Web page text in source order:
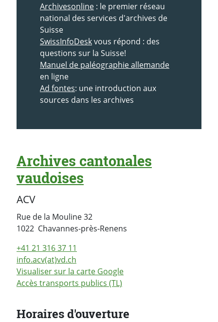
Archivesonline : le premier réseau
national des services d'archives de
Suisse
SwissInfoDeskvous répond : des
questions sur la Suisse!
Manuel de paléographie allemande
en ligne
Ad fontes: une introduction aux
sources dans les archives
Archives cantonales
vaudoises
ACV
Rue de la Mouline 32
1022 Chavannes-près-Renens
+41 21 316 37 11
info.acv(at)vd.ch
Visualiser sur la carte Google
Accès transports publics (TL)
Horaires d'ouverture